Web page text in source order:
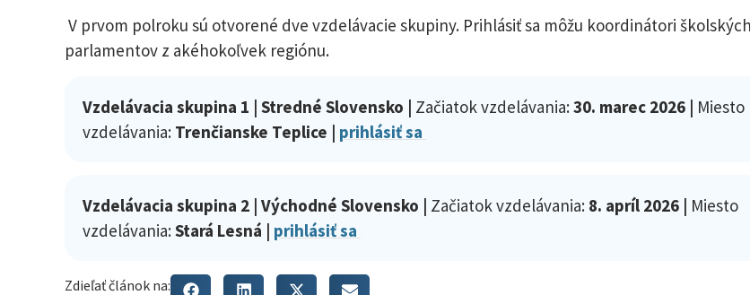
V prvom polroku sú otvorené dve vzdelávacie skupiny. Prihlásiť sa môžu koordinátori školských
parlamentov z akéhokoľvek regiónu.
Vzdelávacia skupina 1 | Stredné Slovensko | Začiatok vzdelávania:30. marec 2026 | Miesto
vzdelávania: Trenčianske Teplice | prihlásiť sa
Vzdelávacia skupina 2 | Východné Slovensko | Začiatok vzdelávania: 8. apríl 2026 | Miesto
vzdelávania:Stará Lesná | prihlásiť sa
Zdieľať článok na: